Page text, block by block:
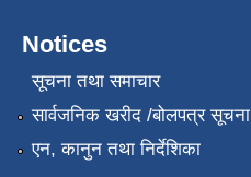
Notices
सूचना तथा समाचार
सार्वजनिक खरीद /बोलपत्र सूचना
एन, कानुन तथा निर्देशिका